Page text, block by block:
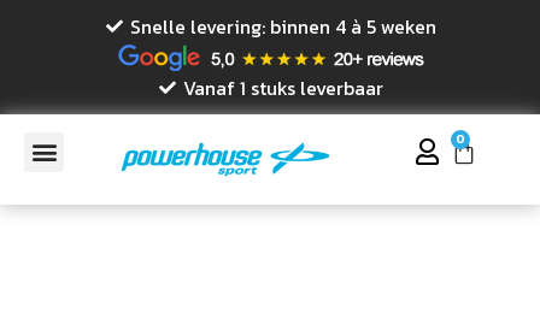
Snelle levering: binnen 4 à 5 weken
Vanaf 1 stuks leverbaar
0